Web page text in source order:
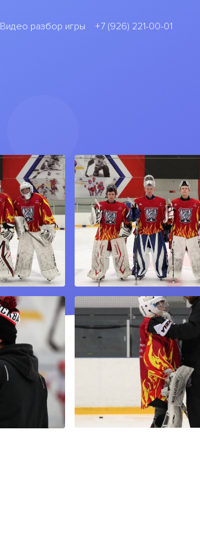
Видео разбор игры(current)
+7 (926) 221-00-01(current)